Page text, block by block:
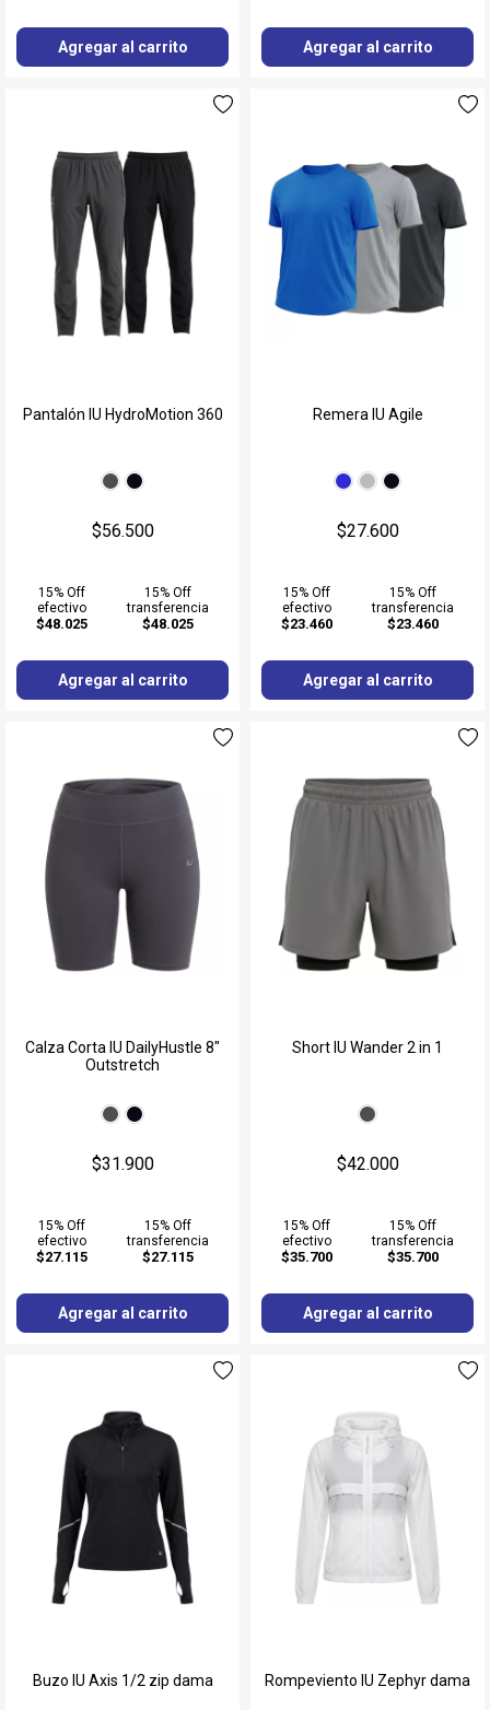
Agregar al carrito Agregar al carrito
Pantalón IU HydroMotion 360
$56.500
15% Off
efectivo
$48.025
15% Off
transferencia
$48.025
Agregar al carrito
Remera IU Agile
$27.600
15% Off
efectivo
$23.460
15% Off
transferencia
$23.460
Agregar al carrito
Calza Corta IU DailyHustle 8"
Outstretch
$31.900
15% Off
efectivo
$27.115
15% Off
transferencia
$27.115
Agregar al carrito
Short IU Wander 2 in 1
$42.000
15% Off
efectivo
$35.700
15% Off
transferencia
$35.700
Agregar al carrito
Buzo IU Axis 1/2 zip dama Rompeviento IU Zephyr dama